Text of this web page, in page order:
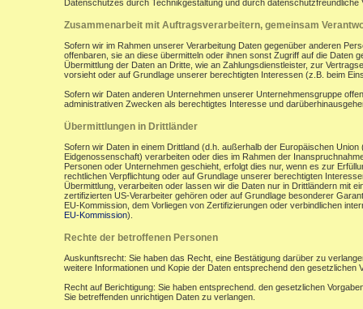
Datenschutzes durch Technikgestaltung und durch datenschutzfreundliche
Zusammenarbeit mit Auftragsverarbeitern, gemeinsam
Sofern wir im Rahmen unserer Verarbeitung Daten gegenüber anderen
offenbaren, sie an diese übermitteln oder ihnen sonst Zugriff auf die Daten
Übermittlung der Daten an Dritte, wie an Zahlungsdienstleister, zur
vorsieht oder auf Grundlage unserer berechtigten Interessen (z.B. beim
Sofern wir Daten anderen Unternehmen unserer Unternehmensgruppe
administrativen Zwecken als berechtigtes Interesse und
Übermittlungen in Drittländer
Sofern wir Daten in einem Drittland (d.h. außerhalb der Europäischen
Eidgenossenschaft) verarbeiten oder dies im Rahmen der
Personen oder Unternehmen geschieht, erfolgt dies nur, wenn es zur
rechtlichen Verpflichtung oder auf Grundlage unserer berechtigten
Übermittlung, verarbeiten oder lassen wir die Daten nur in Drittländern mit
zertifizierten US-Verarbeiter gehören oder auf Grundlage besonderer
EU-Kommission, dem Vorliegen von Zertifizierungen oder verbindlichen
EU-Kommission).
Rechte der betroffenen Personen
Auskunftsrecht: Sie haben das Recht, eine Bestätigung darüber zu
weitere Informationen und Kopie der Daten entsprechend den gesetzlichen
Recht auf Berichtigung: Sie haben entsprechend. den gesetzlichen
Sie betreffenden unrichtigen Daten zu verlangen.